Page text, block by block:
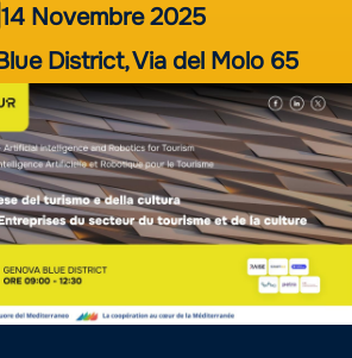
14 Novembre 2025
District, Via del Molo 65